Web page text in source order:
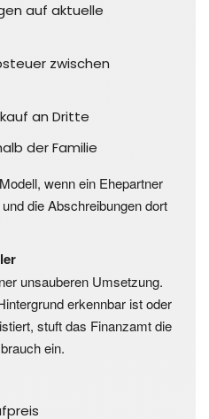
auf aktuelle
zwischen
an Dritte
der Familie
wenn ein Ehepartner
die Abschreibungen dort
unsauberen Umsetzung.
erkennbar ist oder
stuft das Finanzamt die
ein.